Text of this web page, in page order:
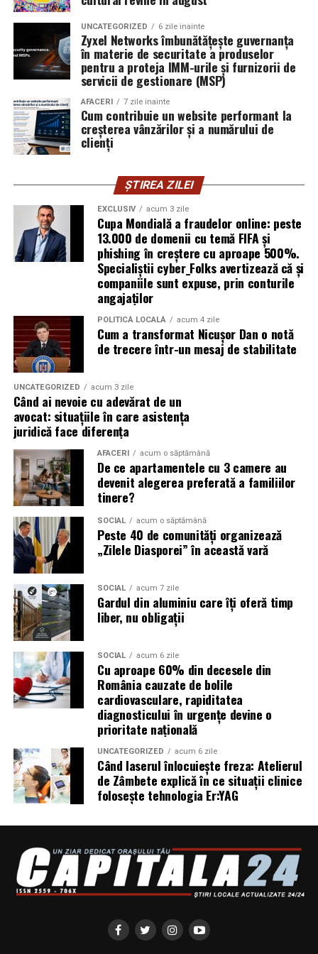
investiții imobiliare. A ales să fie prezentă cu vocea ei
într-un domeniu în care credibilitatea se construiește
greu și se pierde repede.
Mirela Iacobvinde cosmetice naturale și lucrează cu
femei care vor produse în care au încredere. Prezența ei
publică este, pentru clientele ei, primul semn că brandul
ei e real.
antreprenori care vor să ia decizii mai aliniate cu ce sunt
ei cu adevărat. Alege să fie vizibilă pentru că domeniul ei
câștigă credibilitate prin oameni, nu prin concepte.
Mihaela Antocheactivează în nutriție și sănătate.
Crede că informația corectă ajunge la oamenii potriviți
doar atunci când vine de la o sursă cu chip și nume.
De ce contează vizibilitatea, nu
doar activitatea
Campania „Aleg să fiu vizibilă” (
este doar despre fotografie. Este despre o decizie pe
care fiecare dintre aceste femei a luat-o conștient: să nu
mai lase calitatea muncii lor să rămână un secret bine
păzit.
România are sute de mii de femei antreprenor. Mulți
dintre cei care ar beneficia de serviciile lor nu le cunosc,
nu pentru că nu le caută, ci pentru că nu le găsesc.
Vizibilitatea profesională nu este vanitate. Este o parte
din afacere.
Asociația Antreprenoare.ro a construit, prin această
campanie, o arhivă de povești reale. Toate participantele
din prima rundă vor apărea pe prima pagină a
antreprenoare.rotimp de un an.
Campania #AlegSaFiuVizibila
continuă
„Aleg să fiu vizibilă” se extinde în noi orașe. Sesiunile de
fotografie de brand personal și micro-interviurile cu
antreprenoare din toată România vor continua să fie
publicate pe antreprenoare.ro.
Dacă ești femeie antreprenor și vrei să fii parte din
contact@antreprenoare.ro.
Asociația Antreprenoare.ro a fost fondată în 2019 și
reunește peste 16.000 de femei antreprenor din
UNCATEGORIZED 6 zile inainte
Zyxel Networks îmbunătățește guvernanța
în materie de securitate a produselor
pentru a proteja IMM-urile și furnizorii de
servicii de gestionare (MSP)
AFACERI 7 zile inainte
Cum contribuie un website performant la
creșterea vânzărilor și a numărului de
clienți
ȘTIREA ZILEI
EXCLUSIV acum 3 zile
Cupa Mondială a fraudelor online: peste
13.000 de domenii cu temă FIFA și
phishing în creștere cu aproape 500%.
Specialiștii cyber_Folks avertizează că și
companiile sunt expuse, prin conturile
angajaților
POLITICĂ LOCALĂ acum 4 zile
Cum a transformat Nicușor Dan o notă
de trecere într-un mesaj de stabilitate
UNCATEGORIZED acum 3 zile
Când ai nevoie cu adevărat de un
avocat: situațiile în care asistența
juridică face diferența
AFACERI acum o săptămână
De ce apartamentele cu 3 camere au
devenit alegerea preferată a familiilor
tinere?
SOCIAL acum o săptămână
Peste 40 de comunități organizează
„Zilele Diasporei” în această vară
SOCIAL acum 7 zile
Gardul din aluminiu care îți oferă timp
liber, nu obligații
SOCIAL acum 6 zile
Cu aproape 60% din decesele din
România cauzate de bolile
cardiovasculare, rapiditatea
diagnosticului în urgențe devine o
prioritate națională
UNCATEGORIZED acum 6 zile
Când laserul înlocuiește freza: Atelierul
de Zâmbete explică în ce situații clinice
folosește tehnologia Er:YAG